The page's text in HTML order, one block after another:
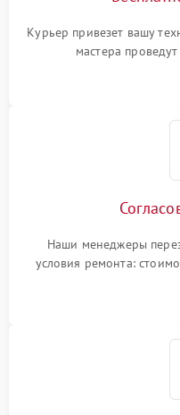
Курьер привезет вашу
мастера
Наши менеджеры
условия ремонта: